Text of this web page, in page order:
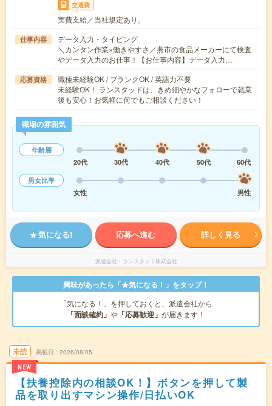
交通費
実費支給／当社規定あり。
仕事内容
データ入力・タイピング
＼カンタン作業×働きやすさ／燕市の食品メーカーにて検査
やデータ入力のお仕事！【お仕事内容】データ入力…
応募資格
職種未経験OK / ブランクOK / 英語力不要
未経験OK！ ランスタッドは、きめ細やかなフォローで就業
後も安心！お気軽に何でもご相談ください！
職場の雰囲気
年齢層
20代
30代 40代 50代
60代
男女比率
女性
男性
気になる! 応募へ進む 詳しく見る
派遣会社 ランスタッド株式会社
興味があったら「★気になる！」をタップ！
「気になる！」を押しておくと、派遣会社から
「面談確約」 や 「応募歓迎」 が届きます！
未読
NEW
掲載日 2026/08/05
【扶養控除内の相談OK！】ボタンを押して製
品を取り出すマシン操作/日払いOK